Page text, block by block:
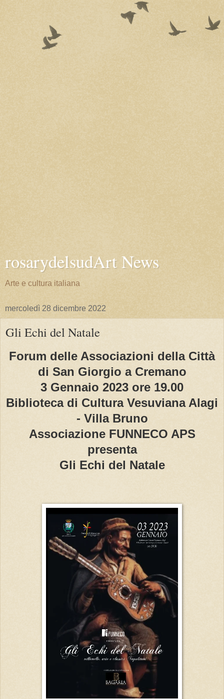
rosarydelsudArt News
Arte e cultura italiana
mercoledì 28 dicembre 2022
Gli Echi del Natale
Forum delle Associazioni della Città
di San Giorgio a Cremano
3 Gennaio 2023 ore 19.00
Biblioteca di Cultura Vesuviana Alagi
- Villa Bruno
Associazione FUNNECO APS
presenta
Gli Echi del Natale